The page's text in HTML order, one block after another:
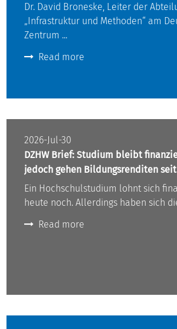
Dr. David Broneske, Leiter der
„Infrastruktur und Methoden“ am
Zentrum ...
Read more
2026-Jul-30
DZHW Brief: Studium bleibt
jedoch gehen Bildungsrenditen seit
Ein Hochschulstudium lohnt sich
heute noch. Allerdings haben sich
Read more